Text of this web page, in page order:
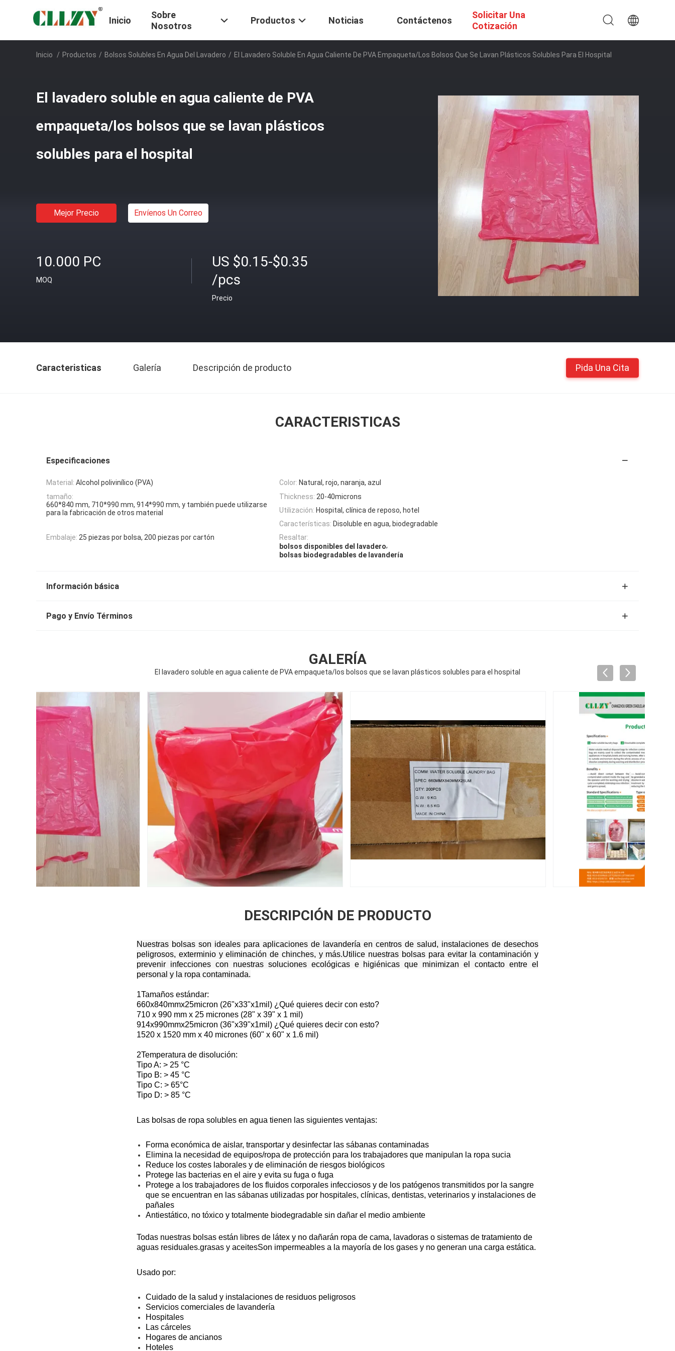
Inicio
Sobre
Nosotros
Productos Noticias Contáctenos
Solicitar Una
Cotización
Inicio / Productos / Bolsos Solubles En Agua Del Lavadero / El Lavadero Soluble En Agua Caliente De PVA Empaqueta/los Bolsos Que Se Lavan Plásticos Solubles Para El Hospital
El lavadero soluble en agua caliente de PVA
empaqueta/los bolsos que se lavan plásticos
solubles para el hospital
Mejor Precio Envíenos Un Correo
10.000 PC
MOQ
US $0.15-$0.35
/pcs
Precio
Caracteristicas Galería Descripción de producto Pida Una Cita
CARACTERISTICAS
Especificaciones
Material: Alcohol polivinílico (PVA) Color: Natural, rojo, naranja, azul
tamaño:
660*840 mm, 710*990 mm, 914*990 mm, y también puede utilizarse
para la fabricación de otros material
Thickness: 20-40microns
Utilización: Hospital, clínica de reposo, hotel
Características: Disoluble en agua, biodegradable
Embalaje: 25 piezas por bolsa, 200 piezas por cartón
Resaltar:
bolsos disponibles del lavadero,
bolsas biodegradables de lavandería
Información básica
Pago y Envío Términos
GALERÍA
El lavadero soluble en agua caliente de PVA empaqueta/los bolsos que se lavan plásticos solubles para el hospital
DESCRIPCIÓN DE PRODUCTO
Nuestras bolsas son ideales para aplicaciones de lavandería en centros de salud, instalaciones de desechos
peligrosos, exterminio y eliminación de chinches, y más.Utilice nuestras bolsas para evitar la contaminación y
prevenir infecciones con nuestras soluciones ecológicas e higiénicas que minimizan el contacto entre el
personal y la ropa contaminada.
1Tamaños estándar:
660x840mmx25micron (26"x33"x1mil) ¿Qué quieres decir con esto?
710 x 990 mm x 25 micrones (28" x 39" x 1 mil)
914x990mmx25micron (36"x39"x1mil) ¿Qué quieres decir con esto?
1520 x 1520 mm x 40 micrones (60" x 60" x 1.6 mil)
2Temperatura de disolución:
Tipo A: > 25 °C
Tipo B: > 45 °C
Tipo C: > 65°C
Tipo D: > 85 °C
Las bolsas de ropa solubles en agua tienen las siguientes ventajas:
Forma económica de aislar, transportar y desinfectar las sábanas contaminadas
Elimina la necesidad de equipos/ropa de protección para los trabajadores que manipulan la ropa sucia
Reduce los costes laborales y de eliminación de riesgos biológicos
Protege las bacterias en el aire y evita su fuga o fuga
Protege a los trabajadores de los fluidos corporales infecciosos y de los patógenos transmitidos por la sangre
que se encuentran en las sábanas utilizadas por hospitales, clínicas, dentistas, veterinarios y instalaciones de
pañales
Antiestático, no tóxico y totalmente biodegradable sin dañar el medio ambiente
Todas nuestras bolsas están libres de látex y no dañarán ropa de cama, lavadoras o sistemas de tratamiento de
aguas residuales.grasas y aceitesSon impermeables a la mayoría de los gases y no generan una carga estática.
Usado por:
Cuidado de la salud y instalaciones de residuos peligrosos
Servicios comerciales de lavandería
Hospitales
Las cárceles
Hogares de ancianos
Hoteles